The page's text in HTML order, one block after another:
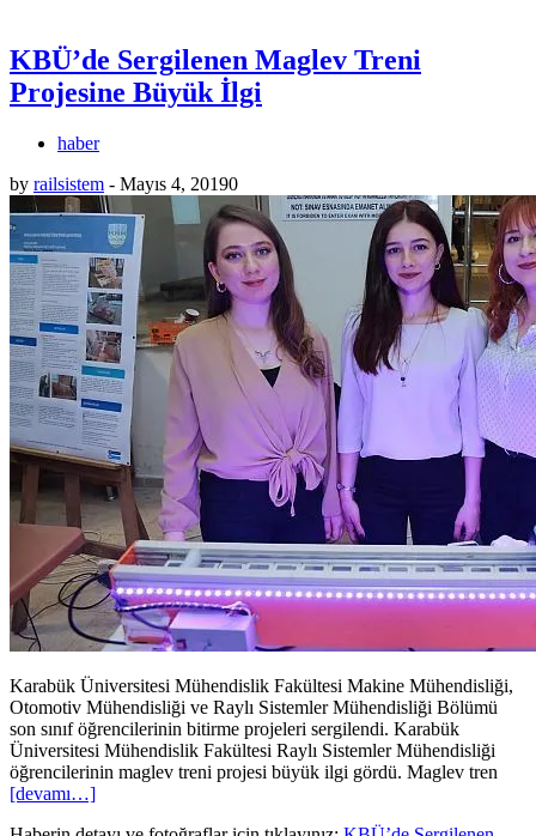
KBÜ’de Sergilenen Maglev Treni
Projesine Büyük İlgi
haber
by railsistem - Mayıs 4, 20190
Karabük Üniversitesi Mühendislik Fakültesi Makine Mühendisliği,
Otomotiv Mühendisliği ve Raylı Sistemler Mühendisliği Bölümü
son sınıf öğrencilerinin bitirme projeleri sergilendi. Karabük
Üniversitesi Mühendislik Fakültesi Raylı Sistemler Mühendisliği
öğrencilerinin maglev treni projesi büyük ilgi gördü. Maglev tren
[devamı…]